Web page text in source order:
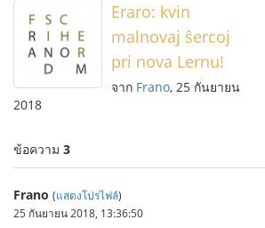
Eraro: kvin
malnovaj ŝercoj
pri nova Lernu!
จาก Frano, 25 กันยายน
2018
ข้อความ 3
Frano (แสดงโปรไฟล์)
25 กันยายน 2018, 13:36:50